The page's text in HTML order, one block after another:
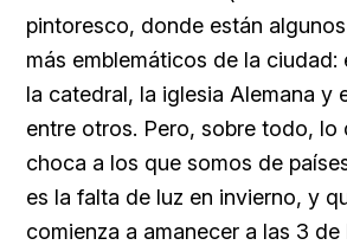
pintoresco, donde están
más emblemáticos de la ciudad:
la catedral, la iglesia Alemana y
entre otros. Pero, sobre todo, lo
choca a los que somos de
es la falta de luz en invierno, y
comienza a amanecer a las 3 de